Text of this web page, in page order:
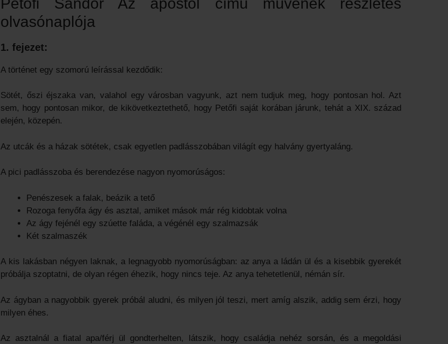
olvasónaplója
1. fejezet:
A történet egy szomorú leírással kezdődik:
Sötét, őszi éjszaka van, valahol egy városban vagyunk, azt nem tudjuk meg, hogy pontosan hol. Azt
sem, hogy pontosan mikor, de kikövetkeztethető, hogy Petőfi saját korában járunk, tehát a XIX. század
elején, közepén.
Az utcák és a házak sötétek, csak egyetlen padlásszobában világít egy halvány gyertyaláng.
A pici padlásszoba és berendezése nagyon nyomorúságos:
Penészesek a falak, beázik a tető
Rozoga fenyőfa ágy és asztal, amiket mások már rég kidobtak volna
Az ágy fejénél egy szúette faláda, a végénél egy szalmazsák
Két szalmaszék
A kis lakásban négyen laknak, a legnagyobb nyomorúságban: az anya a ládán ül és a kisebbik gyerekét
próbálja szoptatni, de olyan régen éhezik, hogy nincs teje. Az anya tehetetlenül, némán sír.
Az ágyban a nagyobbik gyerek próbál aludni, és milyen jól teszi, mert amíg alszik, addig sem érzi, hogy
milyen éhes.
Az asztalnál a fiatal apa/férj ül gondterhelten, látszik, hogy családja nehéz sorsán, és a megoldási